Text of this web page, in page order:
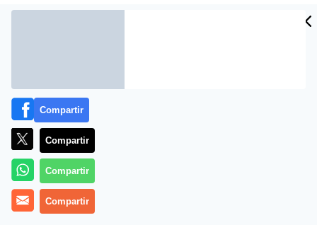
Compartir
Compartir
Compartir
Compartir